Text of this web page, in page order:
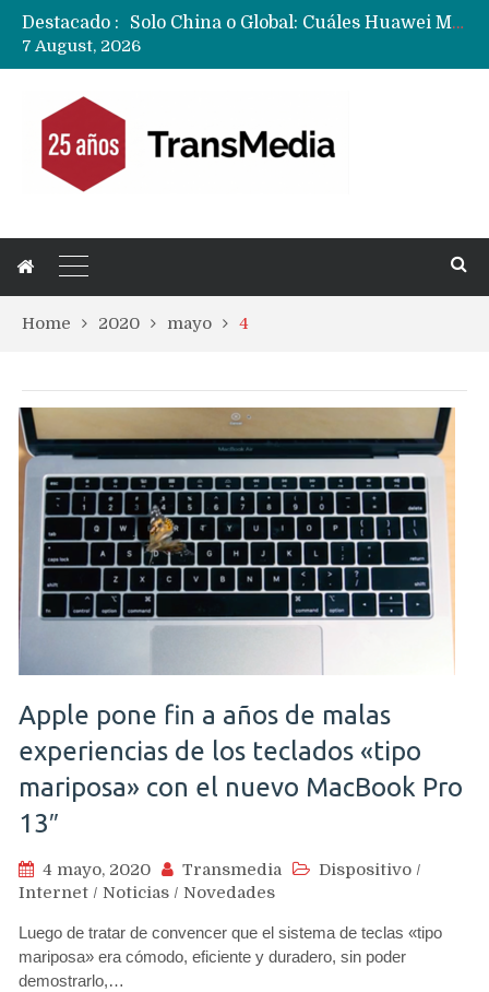
Destacado :
Solo China o Global: Cuáles Huawei MateBook, MatePad y Nova llegarán a Europa y LATAM?
Fabricantes suben precios de teléfonos y ganan más dinero en un mercado donde Xiaomi alerta por no mejorar ventas
7 August, 2026
Home 2020 mayo 4
Apple pone fin a años de malas
experiencias de los teclados «tipo
mariposa» con el nuevo MacBook Pro
13″
4 mayo, 2020 Transmedia Dispositivo /
Internet / Noticias / Novedades
Luego de tratar de convencer que el sistema de teclas «tipo
mariposa» era cómodo, eficiente y duradero, sin poder
demostrarlo,…